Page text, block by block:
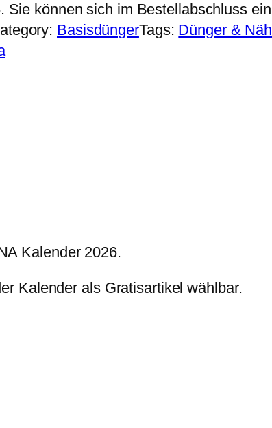
Sie können sich im Bestellabschluss
BasisdüngerTags: Dünger &
Kalender 2026.
Kalender als Gratisartikel wählbar.